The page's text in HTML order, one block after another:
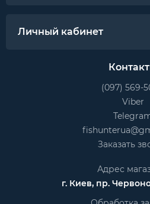
Личный кабинет
(097) 569-
Viber
Заказать
Адрес
г. Киев, пр.